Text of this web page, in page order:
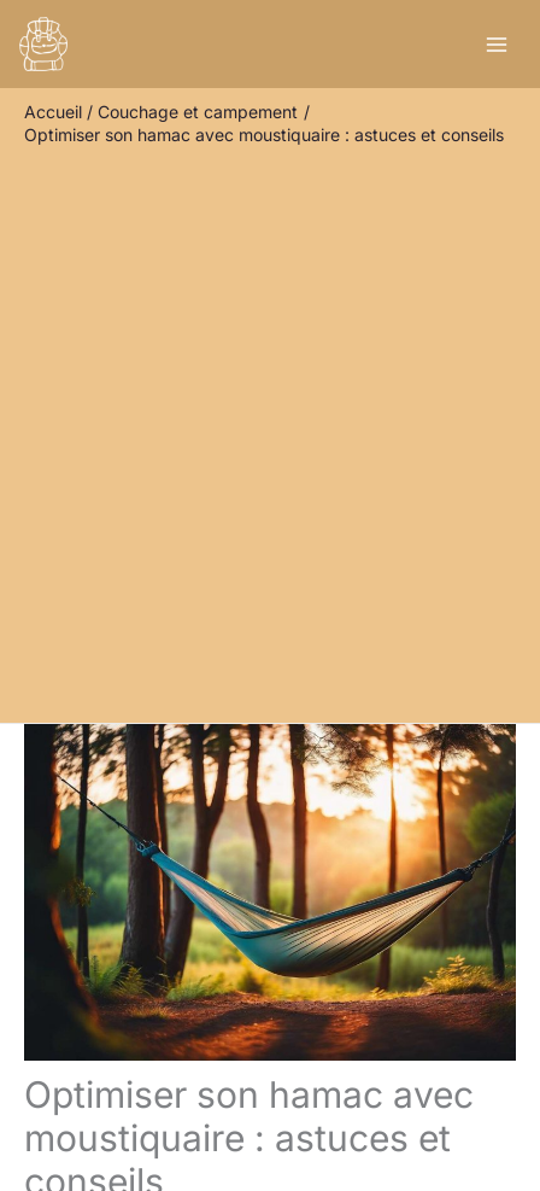
contenu
Accueil
Couchage et campement
Optimiser son hamac avec moustiquaire : astuces et conseils
Optimiser son hamac avec
moustiquaire : astuces et
conseils
e
h